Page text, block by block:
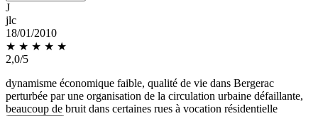
J
jlc
18/01/2010
★ ★ ★ ★ ★
2,0/5
dynamisme économique faible, qualité de vie dans Bergerac
perturbée par une organisation de la circulation urbaine défaillante,
beaucoup de bruit dans certaines rues à vocation résidentielle